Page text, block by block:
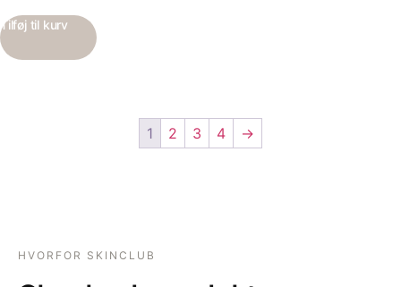
Tilføj til kurv
1 2 3 4 →
HVORFOR SKINCLUB